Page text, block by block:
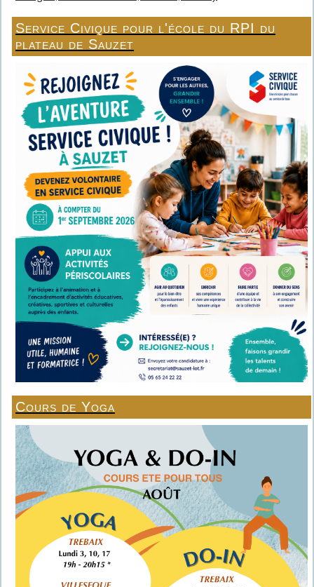
Service Civique pour l'école du RPI du
plateau de Sauzet
Cours de Yoga